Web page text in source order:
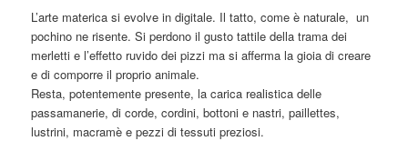
L’arte materica si evolve in digitale. Il tatto, come è naturale, un
pochino ne risente. Si perdono il gusto tattile della trama dei
merletti e l’effetto ruvido dei pizzi ma si afferma la gioia di creare
e di comporre il proprio animale.
Resta, potentemente presente, la carica realistica delle
passamanerie, di corde, cordini, bottoni e nastri, paillettes,
lustrini, macramè e pezzi di tessuti preziosi.